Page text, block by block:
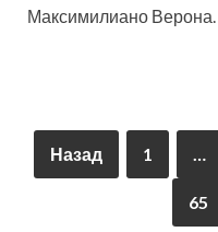
Максимилиано
Назад 1 …
65